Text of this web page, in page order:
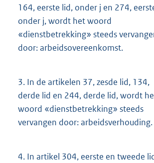
164, eerste lid, onder j en 274,
onder j, wordt het woord
«dienstbetrekking» steeds
door: arbeidsovereenkomst.
3. In de artikelen 37, zesde lid, 134,
derde lid en 244, derde lid, wordt
woord «dienstbetrekking» steeds
vervangen door: arbeidsverhouding.
4. In artikel 304, eerste en tweede